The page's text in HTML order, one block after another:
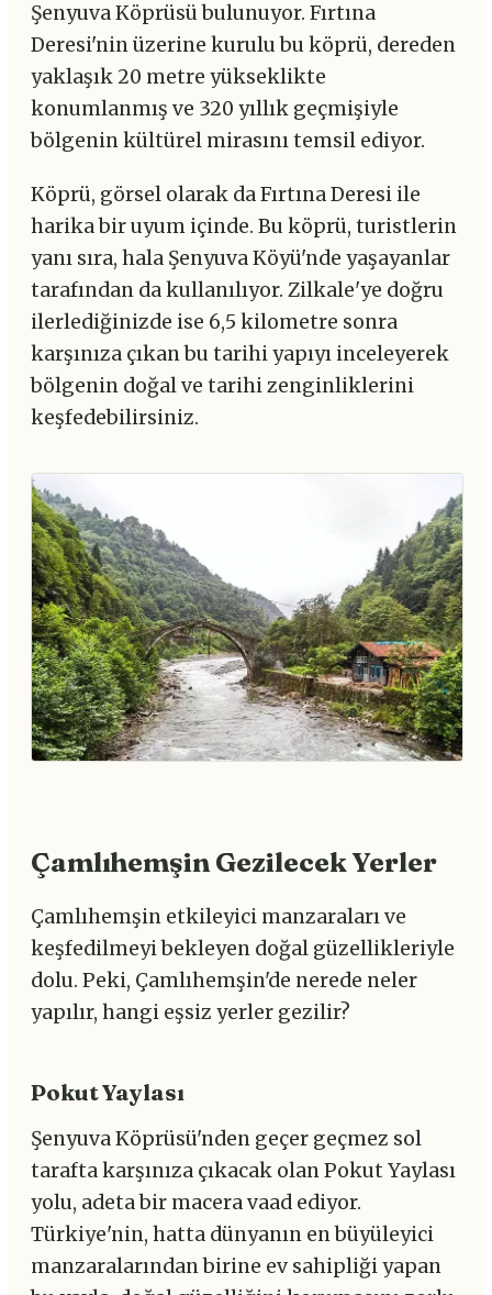
Şenyuva Köprüsü bulunuyor. Fırtına
Deresi'nin üzerine kurulu bu köprü, dereden
yaklaşık 20 metre yükseklikte
konumlanmış ve 320 yıllık geçmişiyle
bölgenin kültürel mirasını temsil ediyor.
Köprü, görsel olarak da Fırtına Deresi ile
harika bir uyum içinde. Bu köprü, turistlerin
yanı sıra, hala Şenyuva Köyü'nde yaşayanlar
tarafından da kullanılıyor. Zilkale'ye doğru
ilerlediğinizde ise 6,5 kilometre sonra
karşınıza çıkan bu tarihi yapıyı inceleyerek
bölgenin doğal ve tarihi zenginliklerini
keşfedebilirsiniz.
Çamlıhemşin Gezilecek Yerler
Çamlıhemşin etkileyici manzaraları ve
keşfedilmeyi bekleyen doğal güzellikleriyle
dolu. Peki, Çamlıhemşin'de nerede neler
yapılır, hangi eşsiz yerler gezilir?
Pokut Yaylası
Şenyuva Köprüsü'nden geçer geçmez sol
tarafta karşınıza çıkacak olan Pokut Yaylası
yolu, adeta bir macera vaad ediyor.
Türkiye'nin, hatta dünyanın en büyüleyici
manzaralarından birine ev sahipliği yapan